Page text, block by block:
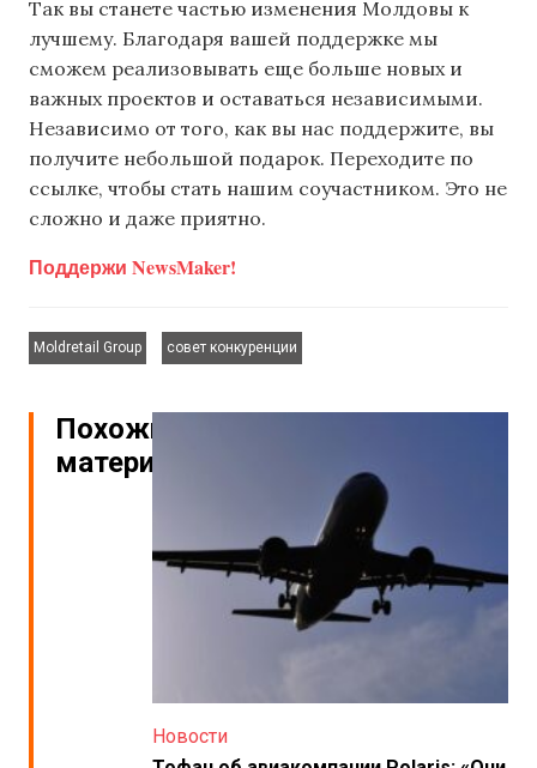
Так вы станете частью изменения Молдовы к
лучшему. Благодаря вашей поддержке мы
сможем реализовывать еще больше новых и
важных проектов и оставаться независимыми.
Независимо от того, как вы нас поддержите, вы
получите небольшой подарок. Переходите по
ссылке, чтобы стать нашим соучастником. Это не
сложно и даже приятно.
Поддержи NewsMaker!
Moldretail Group
совет конкуренции
Похожие
материалы
Новости